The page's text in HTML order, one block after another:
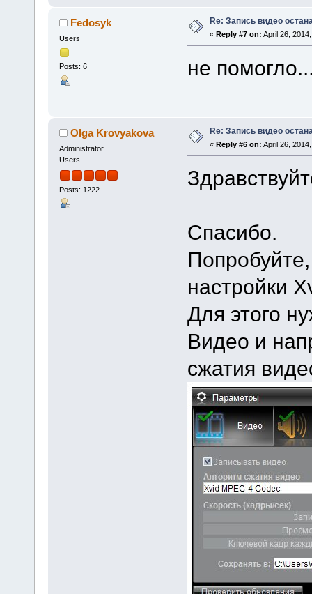
Fedosyk
Users
Posts: 6
Re: Запись видео
« Reply #7 on: April 26,
не
Olga Krovyakova
Administrator
Users
Posts: 1222
Re: Запись видео
« Reply #6 on: April 26,
Спасибо.
настройки
Для этого
Видео и
сжатия